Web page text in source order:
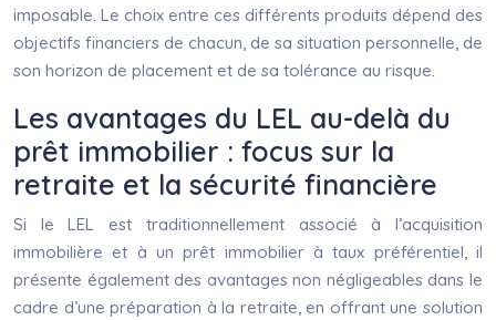
imposable. Le choix entre ces différents produits dépend des
objectifs financiers de chacun, de sa situation personnelle, de
son horizon de placement et de sa tolérance au risque.
Les avantages du LEL au-delà du
prêt immobilier : focus sur la
retraite et la sécurité financière
Si le LEL est traditionnellement associé à l’acquisition
immobilière et à un prêt immobilier à taux préférentiel, il
présente également des avantages non négligeables dans le
cadre d’une préparation à la retraite, en offrant une solution